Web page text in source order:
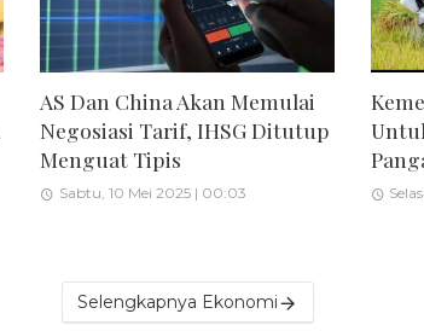
AS Dan China Akan Memulai
Negosiasi Tarif, IHSG Ditutup
Menguat Tipis
Sabtu, 10 Mei 2025 | 00:03
Selengkapnya Ekonomi